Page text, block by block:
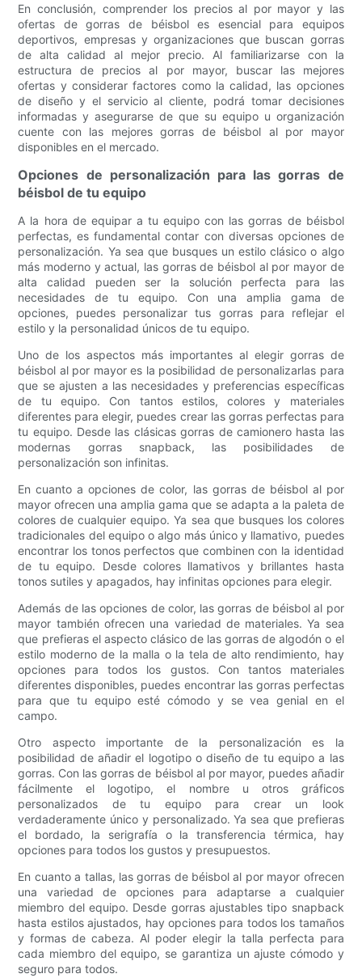
En conclusión, comprender los precios al por mayor y las
ofertas de gorras de béisbol es esencial para equipos
deportivos, empresas y organizaciones que buscan gorras
de alta calidad al mejor precio. Al familiarizarse con la
estructura de precios al por mayor, buscar las mejores
ofertas y considerar factores como la calidad, las opciones
de diseño y el servicio al cliente, podrá tomar decisiones
informadas y asegurarse de que su equipo u organización
cuente con las mejores gorras de béisbol al por mayor
disponibles en el mercado.
Opciones de personalización para las gorras de
béisbol de tu equipo
A la hora de equipar a tu equipo con las gorras de béisbol
perfectas, es fundamental contar con diversas opciones de
personalización. Ya sea que busques un estilo clásico o algo
más moderno y actual, las gorras de béisbol al por mayor de
alta calidad pueden ser la solución perfecta para las
necesidades de tu equipo. Con una amplia gama de
opciones, puedes personalizar tus gorras para reflejar el
estilo y la personalidad únicos de tu equipo.
Uno de los aspectos más importantes al elegir gorras de
béisbol al por mayor es la posibilidad de personalizarlas para
que se ajusten a las necesidades y preferencias específicas
de tu equipo. Con tantos estilos, colores y materiales
diferentes para elegir, puedes crear las gorras perfectas para
tu equipo. Desde las clásicas gorras de camionero hasta las
modernas gorras snapback, las posibilidades de
personalización son infinitas.
En cuanto a opciones de color, las gorras de béisbol al por
mayor ofrecen una amplia gama que se adapta a la paleta de
colores de cualquier equipo. Ya sea que busques los colores
tradicionales del equipo o algo más único y llamativo, puedes
encontrar los tonos perfectos que combinen con la identidad
de tu equipo. Desde colores llamativos y brillantes hasta
tonos sutiles y apagados, hay infinitas opciones para elegir.
Además de las opciones de color, las gorras de béisbol al por
mayor también ofrecen una variedad de materiales. Ya sea
que prefieras el aspecto clásico de las gorras de algodón o el
estilo moderno de la malla o la tela de alto rendimiento, hay
opciones para todos los gustos. Con tantos materiales
diferentes disponibles, puedes encontrar las gorras perfectas
para que tu equipo esté cómodo y se vea genial en el
campo.
Otro aspecto importante de la personalización es la
posibilidad de añadir el logotipo o diseño de tu equipo a las
gorras. Con las gorras de béisbol al por mayor, puedes añadir
fácilmente el logotipo, el nombre u otros gráficos
personalizados de tu equipo para crear un look
verdaderamente único y personalizado. Ya sea que prefieras
el bordado, la serigrafía o la transferencia térmica, hay
opciones para todos los gustos y presupuestos.
En cuanto a tallas, las gorras de béisbol al por mayor ofrecen
una variedad de opciones para adaptarse a cualquier
miembro del equipo. Desde gorras ajustables tipo snapback
hasta estilos ajustados, hay opciones para todos los tamaños
y formas de cabeza. Al poder elegir la talla perfecta para
cada miembro del equipo, se garantiza un ajuste cómodo y
seguro para todos.